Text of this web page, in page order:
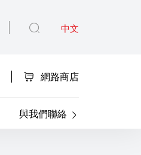
中文
網路商店
與我們聯絡